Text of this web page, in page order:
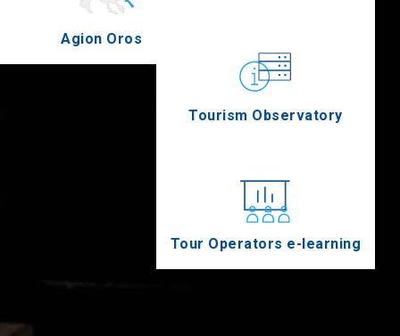
Agion Oros
Tourism Observatory
Tour Operators e-learning